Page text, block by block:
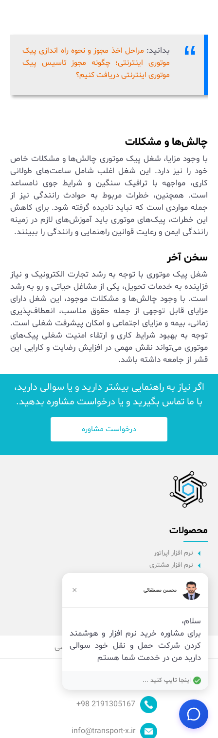
بدانید: مراحل اخذ مجوز و نحوه راه اندازی پیک
موتوری اینترنتی؛ چگونه مجوز تاسیس پیک
موتوری اینترنتی دریافت کنیم؟
چالش‌ها و مشکلات
با وجود مزایا، شغل پیک موتوری چالش‌ها و مشکلات خاص
خود را نیز دارد. این شغل اغلب شامل ساعت‌های طولانی
کاری، مواجهه با ترافیک سنگین و شرایط جوی نامساعد
است. همچنین، خطرات مربوط به حوادث رانندگی نیز از
جمله مواردی است که نباید نادیده گرفته شود. برای کاهش
این خطرات، پیک‌های موتوری باید آموزش‌های لازم در زمینه
رانندگی ایمن و رعایت قوانین راهنمایی و رانندگی را ببینند.
سخن آخر
شغل پیک موتوری با توجه به رشد تجارت الکترونیک و نیاز
فزاینده به خدمات تحویل، یکی از مشاغل حیاتی و رو به رشد
است. با وجود چالش‌ها و مشکلات موجود، این شغل دارای
مزایای قابل توجهی از جمله حقوق مناسب، انعطاف‌پذیری
زمانی، بیمه و مزایای اجتماعی و امکان پیشرفت شغلی است.
توجه به بهبود شرایط کاری و ارتقاء امنیت شغلی پیک‌های
موتوری می‌تواند نقش مهمی در افزایش رضایت و کارایی این
قشر از جامعه داشته باشد.
اگر نیاز به راهنمایی بیشتر دارید و یا سوالی دارید،
با ما تماس بگیرید و یا درخواست مشاوره بدهید.
درخواست مشاوره
محصولات
نرم افزار اپراتور
نرم افزار مشتری
نرم افزار راننده
پنل مدیریت
قوانین امنیت حریم خصوصی
2191305167
98+
info@transport-x.ir
محسن مصطفائی ×
سلام،
برای مشاوره خرید نرم افزار و هوشمند
کردن شرکت حمل و نقل خود سوالی
دارید من در خدمت شما هستم
اینجا تایپ کنید ...